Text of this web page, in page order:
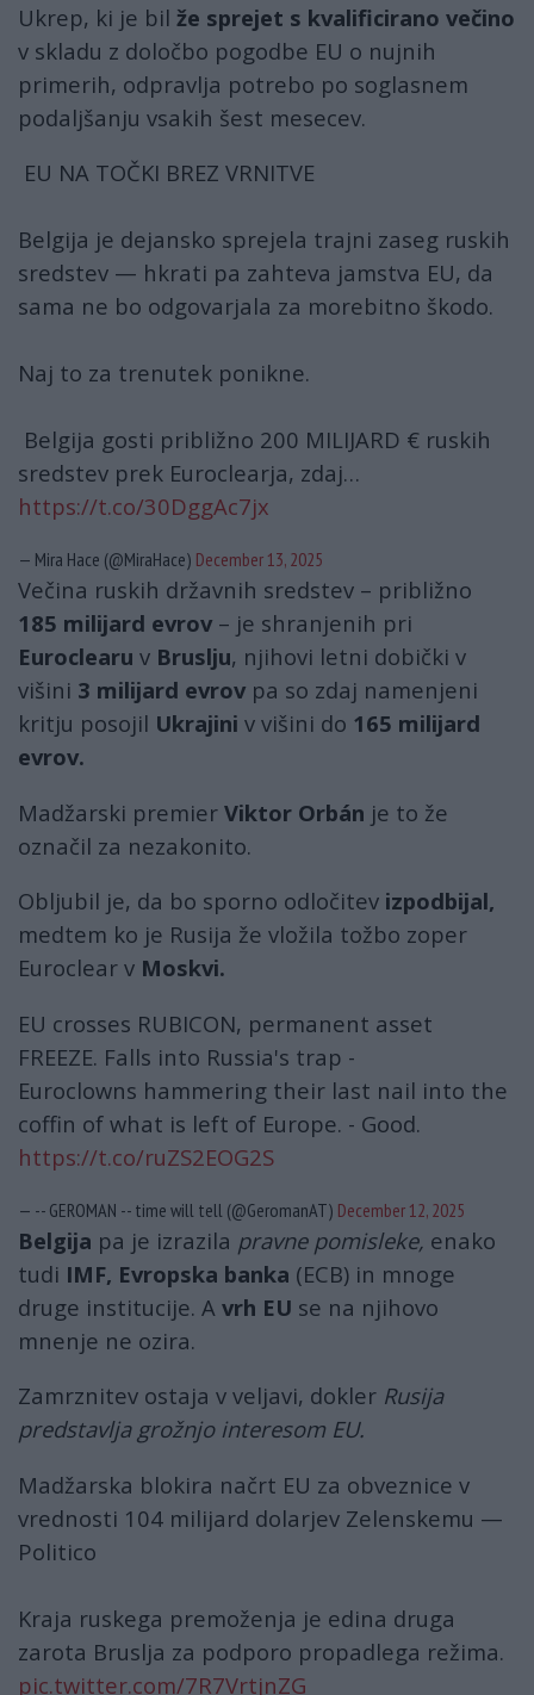
Ukrep, ki je bil že sprejet s kvalificirano večino
v skladu z določbo pogodbe EU o nujnih
primerih, odpravlja potrebo po soglasnem
podaljšanju vsakih šest mesecev.
EU NA TOČKI BREZ VRNITVE
Belgija je dejansko sprejela trajni zaseg ruskih
sredstev — hkrati pa zahteva jamstva EU, da
sama ne bo odgovarjala za morebitno škodo.
Naj to za trenutek ponikne.
Belgija gosti približno 200 MILIJARD € ruskih
sredstev prek Euroclearja, zdaj…
https://t.co/30DggAc7jx
— Mira Hace (@MiraHace) December 13, 2025
Večina ruskih državnih sredstev – približno
185 milijard evrov – je shranjenih pri
Euroclearu v Bruslju, njihovi letni dobički v
višini 3 milijard evrov pa so zdaj namenjeni
kritju posojil Ukrajini v višini do 165 milijard
evrov.
Madžarski premier Viktor Orbán je to že
označil za nezakonito.
Obljubil je, da bo sporno odločitev izpodbijal,
medtem ko je Rusija že vložila tožbo zoper
Euroclear v Moskvi.
EU crosses RUBICON, permanent asset
FREEZE. Falls into Russia's trap -
Euroclowns hammering their last nail into the
coffin of what is left of Europe. - Good.
https://t.co/ruZS2EOG2S
— -- GEROMAN -- time will tell (@GeromanAT) December 12, 2025
Belgija pa je izrazila pravne pomisleke, enako
tudi IMF, Evropska banka (ECB) in mnoge
druge institucije. A vrh EU se na njihovo
mnenje ne ozira.
Zamrznitev ostaja v veljavi, dokler Rusija
predstavlja grožnjo interesom EU.
Madžarska blokira načrt EU za obveznice v
vrednosti 104 milijard dolarjev Zelenskemu —
Politico
Kraja ruskega premoženja je edina druga
zarota Bruslja za podporo propadlega režima.
pic.twitter.com/7R7VrtjnZG